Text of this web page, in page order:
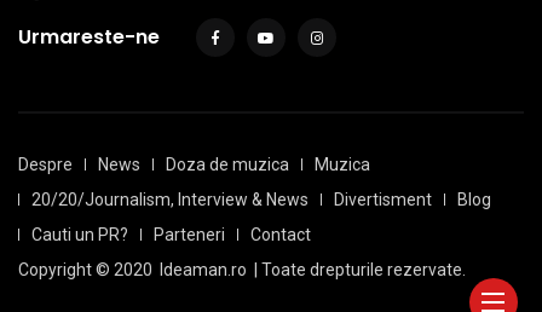
Urmareste-ne
Despre News Doza de muzica
Muzica
20/20/Journalism, Interview & News
Divertisment
Blog
Cauti un PR?
Parteneri
Contact
Copyright © 2020
Ideaman.ro | Toate drepturile rezervate.